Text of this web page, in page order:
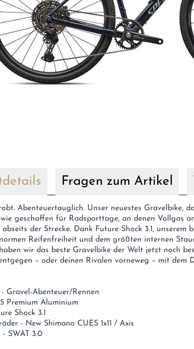
Fragen zum Artikel
Abenteuertauglich. Unser neuestes Gravelbike,
geschaffen für Radsporttage, an denen Vollgas
abseits der Strecke. Dank Future Shock 3.1, unserem
Reifenfreiheit und dem größten internen
wir das beste Gravelbike der Welt jetzt noch
– oder deinen Rivalen vorneweg – mit dem
- Gravel-Abenteuer/Rennen
Premium Aluminium
Shock 3.1
- New Shimano CUES 1x11 / Axis
SWAT 3.0